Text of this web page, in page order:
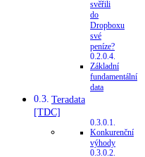
svěřili
do
Dropboxu
své
peníze?
Základní
fundamentální
data
Teradata
[TDC]
Konkurenční
výhody